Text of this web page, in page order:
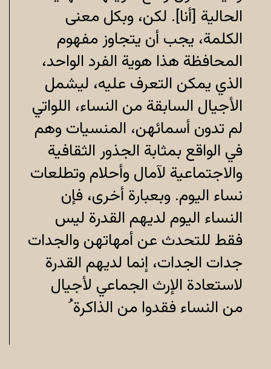
الحالية [أنا]. لكن، وبكل معنى
الكلمة، يجب أن يتجاوز مفهوم
المحافظة هذا هوية الفرد الواحد،
الذي يمكن التعرف عليه، ليشمل
الأجيال السابقة من النساء، اللواتي
لم تدون أسمائهن، المنسيات وهم
في الواقع بمثابة الجذور الثقافية
والاجتماعية لآمال وأحلام وتطلعات
نساء اليوم. وبعبارة أخرى، فإن
النساء اليوم لديهم القدرة ليس
فقط للتحدث عن أمهاتهن والجدات
جدات الجدات، إنما لديهم القدرة
لاستعادة الإرث الجماعي لأجيال
من النساء فقدوا من الذاكرة ُ